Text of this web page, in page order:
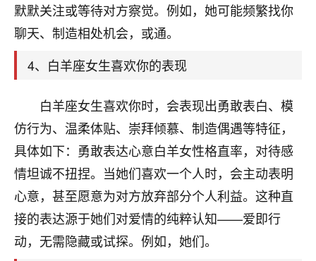
默默关注或等待对方察觉。例如，她可能频繁找你
聊天、制造相处机会，或通。
4、白羊座女生喜欢你的表现
白羊座女生喜欢你时，会表现出勇敢表白、模
仿行为、温柔体贴、崇拜倾慕、制造偶遇等特征，
具体如下：勇敢表达心意白羊女性格直率，对待感
情坦诚不扭捏。当她们喜欢一个人时，会主动表明
心意，甚至愿意为对方放弃部分个人利益。这种直
接的表达源于她们对爱情的纯粹认知——爱即行
动，无需隐藏或试探。例如，她们。
我女儿高二叛逆，大半年不上学，一说她就要死要活
的，把我们两口子愁的不行，朋友给我推荐的慧来老
师，一开始我是病急乱投医，这半年来，法事一个个
做完，我女儿跟变了个人一样，不期望她能考多好的
大学，只要能安安稳稳的把书读了，身体心理都健健
鹿森：可怜天下父母心啊！
3小时前 来自河北 16
付深
我是公司人事调整，有升迁机会，但同时竞争的我们
三个，找老师的时候是抱着侥幸心理，没想到老师看
着我晋升有望，我半信半疑的按照老师建议，做了化